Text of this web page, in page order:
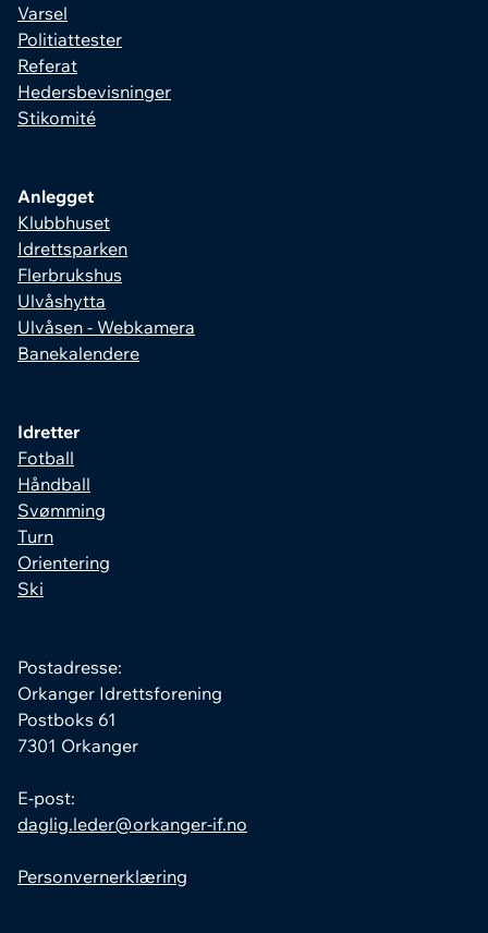
Varsel
Politiattester
Referat
Hedersbevisninger
Stikomité
Anlegget
Klubbhuset
Idrettsparken
Flerbrukshus
Ulvåshytta
Ulvåsen - Webkamera
Banekalendere
Idretter
Fotball
Håndball
Svømming
Turn
Orientering
Ski
Postadresse:
Orkanger Idrettsforening
Postboks 61
7301 Orkanger
E-post:
daglig.leder@orkanger-if.no
Personvernerklæring